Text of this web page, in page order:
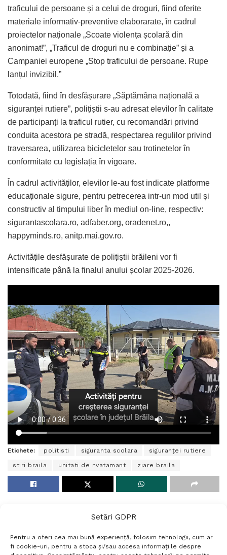
Setări GDPR
Pentru a oferi cea mai bună experiență, folosim tehnologii, cum ar
fi cookie-uri, pentru a stoca și/sau accesa informațiile despre
traficului de persoane și a celui de droguri, fiind oferite
materiale informativ-preventive elaborarate, în cadrul
proiectelor naționale „Scoate violența școlară din
anonimat!”, „Traficul de droguri nu e combinație” și a
Campaniei europene „Stop traficului de persoane. Rupe
lanțul invizibil.”
Totodată, fiind în desfășurare „Săptămâna națională a
siguranței rutiere”, polițiștii s-au adresat elevilor în calitate
de participanți la traficul rutier, cu recomandări privind
conduita acestora pe stradă, respectarea regulilor privind
traversarea, utilizarea bicicletelor sau trotinetelor în
conformitate cu legislația în vigoare.
În cadrul activităților, elevilor le-au fost indicate platforme
educaționale sigure, pentru petrecerea intr-un mod util și
constructiv al timpului liber în mediul on-line, respectiv:
sigurantascolara.ro, adfaber.org, oradenet.ro,,
happyminds.ro, anitp.mai.gov.ro.
Activitățile desfășurate de polițiștii brăileni vor fi
intensificate până la finalul anului școlar 2025-2026.
Etichete: politisti siguranta scolara siguranței rutiere
stiri braila unitati de nvatamant ziare braila